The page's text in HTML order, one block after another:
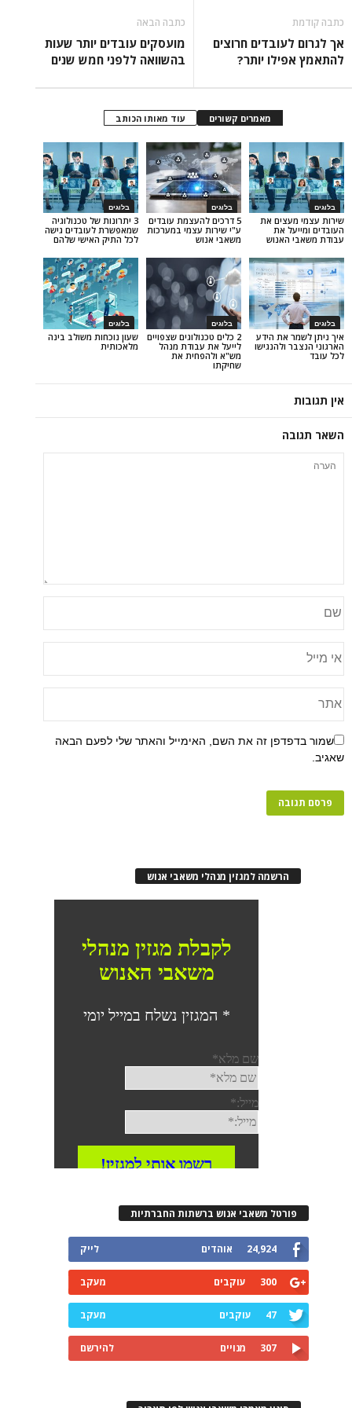
חרוצים
יותר?
מועסקים עובדים יותר שעות
בהשוואה ללפני חמש שנים
עוד מאותו הכותב
3 יתרונות של טכנולוגיה
שמאפשרת לעובדים גישה
לכל התיק האישי שלהם
בלוגים
5 דרכים להעצמת עובדים
ע"י שירות עצמי במערכות
משאבי אנוש
את
את
שעון נוכחות משולב בינה
מלאכותית
בלוגים
2 כלים טכנולוגים שצפויים
לייעל את עבודת מנהל
מש"א ולהפחית את
את הידע
זה את השם, האימייל והאתר שלי לפעם הבאה
הרשמה למגזין מנהלי משאבי אנוש
משאבי אנוש ברשתות החברתיות
אוהדים
עוקבים
עוקבים
מנויים